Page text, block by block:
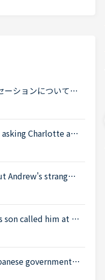
ーションについて質
asked me how yo
asking Charlotte ab
It was last
Andrew's strange b
farm. You wer
son called him at hi
my son say?&qu
businesses hit